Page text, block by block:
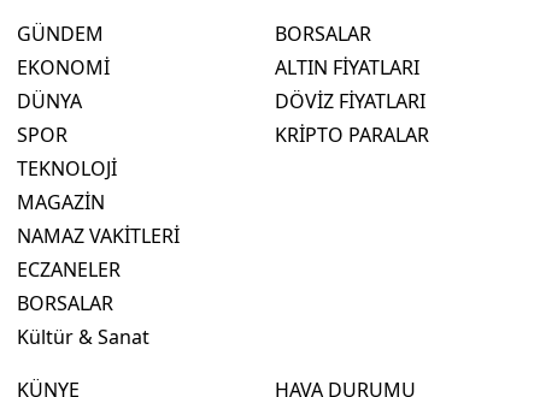
GÜNDEM
EKONOMİ
DÜNYA
SPOR
TEKNOLOJİ
MAGAZİN
NAMAZ VAKİTLERİ
ECZANELER
BORSALAR
Kültür & Sanat
BORSALAR
ALTIN FİYATLARI
DÖVİZ FİYATLARI
KRİPTO PARALAR
KÜNYE HAVA DURUMU